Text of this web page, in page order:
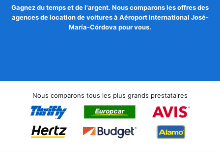
Gagnez du temps et de l'argent. Nous comparons les offres des
agences de location de voitures à Aéroport international José-
María-Córdova pour vous.
Nous comparons tous les plus grands prestataires